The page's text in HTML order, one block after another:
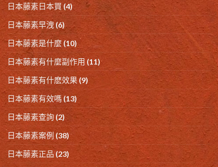
日本藤素日本買(4)
日本藤素早洩 (6)
日本藤素是什麼 (10)
日本藤素有什麼副作用 (11)
日本藤素有什麽效果 (9)
日本藤素有效嗎 (13)
日本藤素查詢 (2)
日本藤素案例(38)
日本藤素正品(23)